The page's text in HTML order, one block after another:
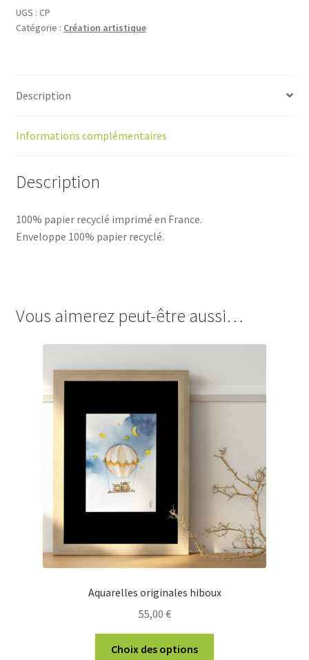
Pt'Hibou
UGS : CP
Catégorie : Création artistique
Description
Informations complémentaires
Description
100% papier recyclé imprimé en France.
Enveloppe 100% papier recyclé.
Vous aimerez peut-être aussi…
Aquarelles originales hiboux
55,00 €
Choix des options